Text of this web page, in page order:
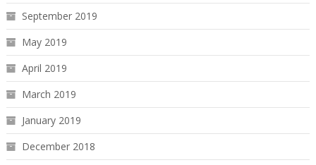
September 2019
May 2019
April 2019
March 2019
January 2019
December 2018